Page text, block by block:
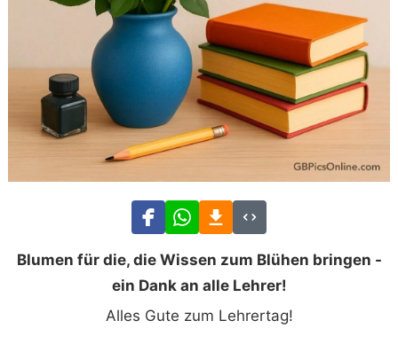
Blumen für die, die Wissen zum Blühen bringen -
ein Dank an alle Lehrer!
Alles Gute zum Lehrertag!